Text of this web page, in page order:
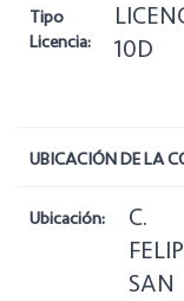
Tipo
Licencia:
10D
UBICACIÓN DE LA
Ubicación:
C.
SAN